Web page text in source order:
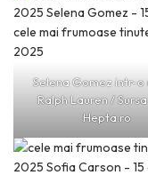
Selena Gomez intr-o
Ralph Lauren /
Hepta.ro